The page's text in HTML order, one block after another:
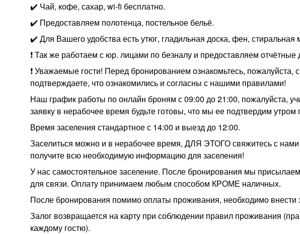
✔️ Чай, кофе, сахар, wi-fi бесплатно.
✔️ Предоставляем полотенца, постельное бельё.
✔️ Для Вашего удобства есть утюг, гладильная доска, фен,
❗ Так же работаем с юр. лицами по безналу и предоставляем
❗ Уважаемые гости! Перед бронированием ознакомьтесь,
подтверждаете, что ознакомились и согласны с нашими правилами!
Наш график работы по онлайн броням с 09:00 до 21:00, пожалуйста,
заявку в нерабочее время будьте готовы, что мы ее подтвердим утром
Время заселения стандартное с 14:00 и выезд до 12:00.
Заселиться можно и в нерабочее время, ДЛЯ ЭТОГО свяжитесь с нами
получите всю необходимую информацию для заселения!
У нас самостоятельное заселение. После бронирования мы
для связи. Оплату принимаем любым способом КРОМЕ наличных.
После бронирования помимо оплаты проживания, необходимо внести
Залог возвращается на карту при соблюдении правил проживания
каждому гостю).